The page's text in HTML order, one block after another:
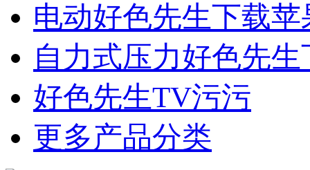
电动好色先生下载
自力式压力好色先
好色先生TV污污
更多产品分类